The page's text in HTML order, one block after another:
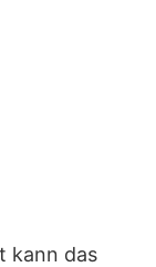
kann das